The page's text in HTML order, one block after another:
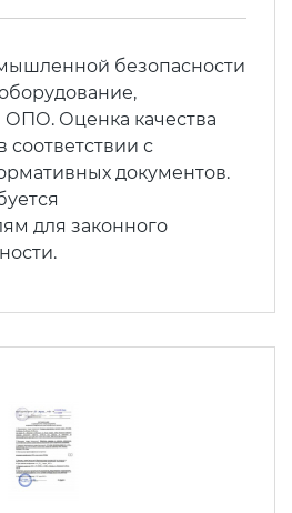
безопасности
ОПО. Оценка качества
соответствии с
документов.
для законного